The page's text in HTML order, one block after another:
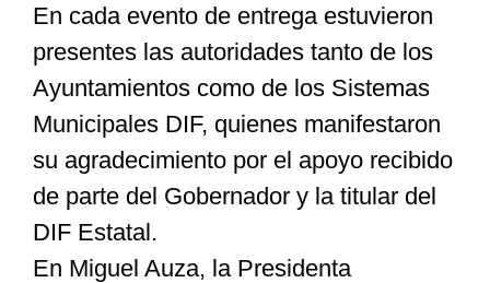
En cada evento de entrega estuvieron
presentes las autoridades tanto de los
Ayuntamientos como de los Sistemas
Municipales DIF, quienes manifestaron
su agradecimiento por el apoyo recibido
de parte del Gobernador y la titular del
DIF Estatal.
En Miguel Auza, la Presidenta